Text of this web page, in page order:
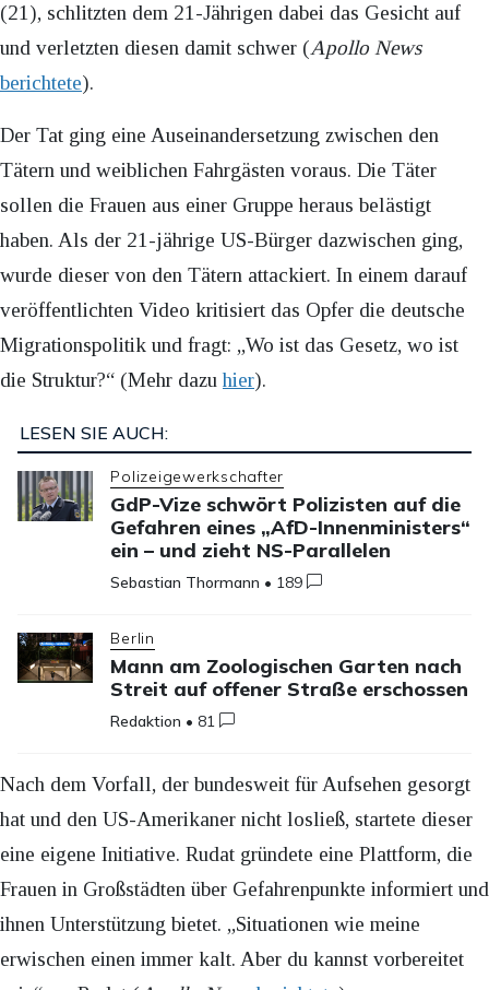
(21), schlitzten dem 21-Jährigen dabei das Gesicht auf
und verletzten diesen damit schwer (Apollo News
berichtete).
Der Tat ging eine Auseinandersetzung zwischen den
Tätern und weiblichen Fahrgästen voraus. Die Täter
sollen die Frauen aus einer Gruppe heraus belästigt
haben. Als der 21-jährige US-Bürger dazwischen ging,
wurde dieser von den Tätern attackiert. In einem darauf
veröffentlichten Video kritisiert das Opfer die deutsche
Migrationspolitik und fragt: „Wo ist das Gesetz, wo ist
die Struktur?“ (Mehr dazuhier).
LESEN SIE AUCH:
Polizeigewerkschafter
GdP-Vize schwört Polizisten auf die
Gefahren eines „AfD-Innenministers“
ein – und zieht NS-Parallelen
Sebastian Thormann • 189
Berlin
Mann am Zoologischen Garten nach
Streit auf offener Straße erschossen
Redaktion • 81
Nach dem Vorfall, der bundesweit für Aufsehen gesorgt
hat und den US-Amerikaner nicht losließ, startete dieser
eine eigene Initiative. Rudat gründete eine Plattform, die
Frauen in Großstädten über Gefahrenpunkte informiert und
ihnen Unterstützung bietet. „Situationen wie meine
erwischen einen immer kalt. Aber du kannst vorbereitet